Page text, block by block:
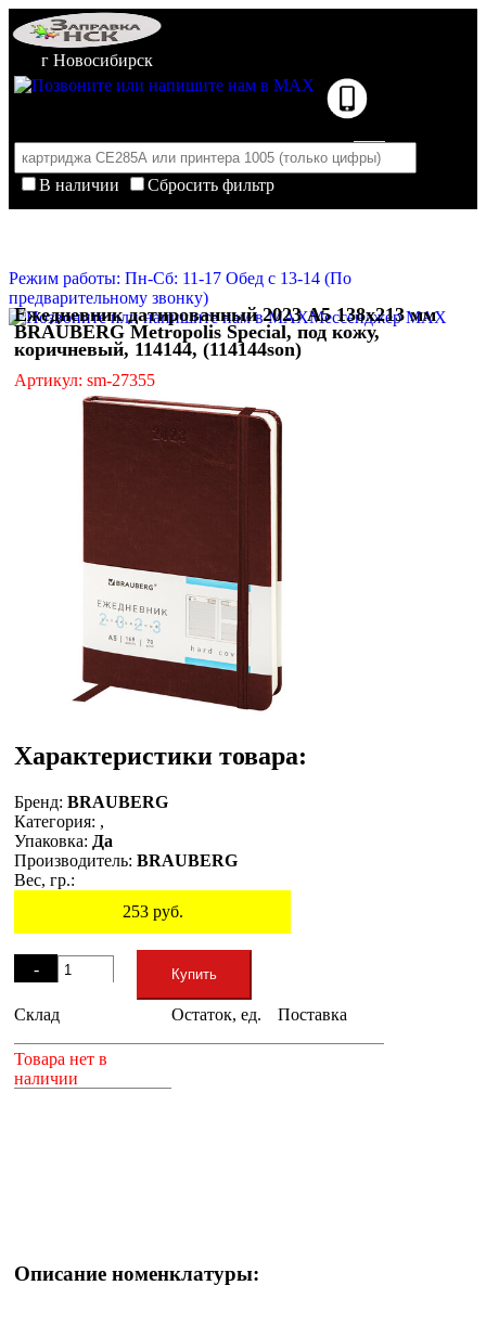
г Новосибирск
В наличии
Сбросить фильтр
Корзина пуста
Режим работы: Пн-Сб: 11-17 Обед с 13-14 (По
предварительному звонку)
Мессенджер MAX
Ежедневник датированный 2023 А5 138x213 мм
BRAUBERG Metropolis Special, под кожу,
коричневый, 114144, (114144son)
Артикул: sm-27355
Характеристики товара:
Бренд: BRAUBERG
Категория: ,
Упаковка: Да
Производитель: BRAUBERG
Вес, гр.:
253руб.
-
+
Купить
Склад Остаток, ед. Поставка
Товара нет в
наличии
Описание номенклатуры: